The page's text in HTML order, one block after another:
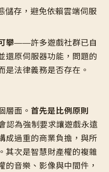
儲存，避免依賴雲端伺服
攀——許多遊戲社群已自
還原伺服器功能，問題的
是法律義務是否存在。
層面。 首先是比例原則
認為強制要求讓遊戲永遠
成過重的商業負擔，與所
其次是智慧財產權的複雜
的音樂、影像與中間件，